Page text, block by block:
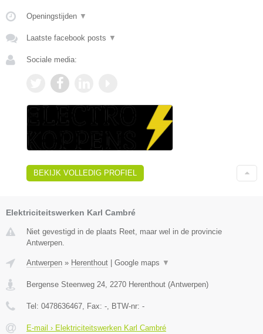
Openingstijden ▼
Laatste facebook posts ▼
Sociale media:
BEKIJK VOLLEDIG PROFIEL
Elektriciteitswerken Karl Cambré
Niet gevestigd in de plaats Reet, maar wel in de provincie
Antwerpen.
Antwerpen » Herenthout Google maps ▼
Bergense Steenweg 24, 2270 Herenthout (Antwerpen)
Tel: 0478636467, Fax: -, BTW-nr: -
E-mail › Elektriciteitswerken Karl Cambré